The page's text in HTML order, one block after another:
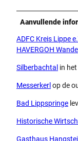
Aanvullende
ADFC Kreis Lippe
HAVERGOH
Silberbachtal in
Messerkerl op de
Bad Lippspringe
Historische
Gasthaus